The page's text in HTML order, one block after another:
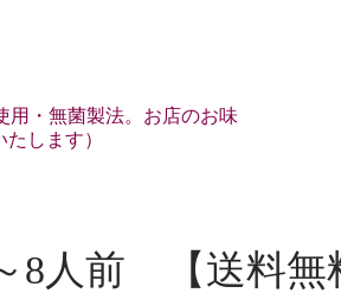
用・無菌製法。お店のお味
します）
8人前 【送料無